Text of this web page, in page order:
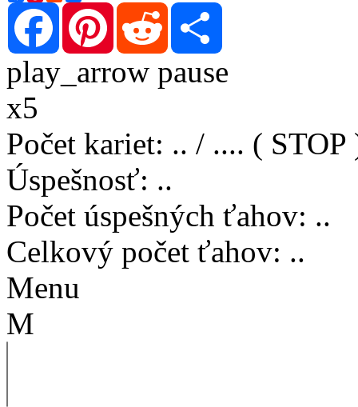
Facebook
Pinterest Reddit
play_arrow pause
x5
Počet kariet: .. / .... ( STOP
Úspešnosť: ..
Počet úspešných ťahov: ..
Celkový počet ťahov: ..
Menu
M